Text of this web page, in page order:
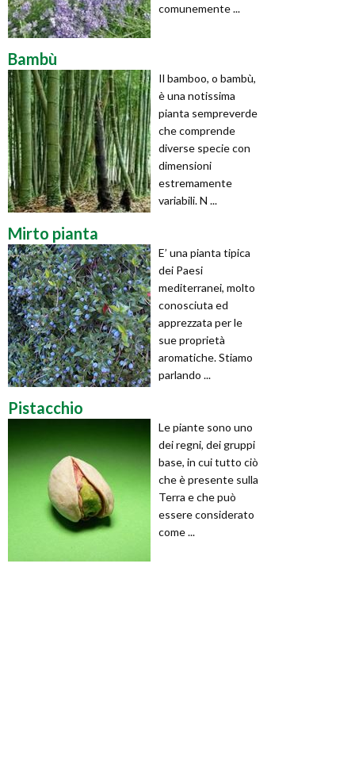
comunemente ...
Bambù
Il bamboo, o bambù,
è una notissima
pianta sempreverde
che comprende
diverse specie con
dimensioni
estremamente
variabili. N ...
Mirto pianta
E’ una pianta tipica
dei Paesi
mediterranei, molto
conosciuta ed
apprezzata per le
sue proprietà
aromatiche. Stiamo
parlando ...
Pistacchio
Le piante sono uno
dei regni, dei gruppi
base, in cui tutto ciò
che è presente sulla
Terra e che può
essere considerato
come ...